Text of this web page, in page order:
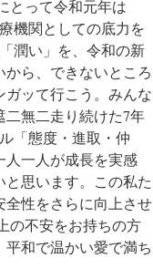
とって令和元年は
機関としての底力を
潤い」を、令和の新
ら、できないところ
ッて行こう。みんな
無二走り続けた7年
「態度・進取・仲
人一人が成長を実感
思います。この私た
全性をさらに向上させ
の不安をお持ちの方
和で温かい愛で満ち